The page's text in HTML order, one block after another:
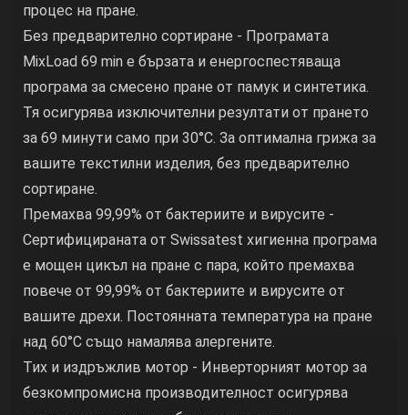
процес на пране.
Без предварително сортиране - Програмата
MixLoad 69 min е бързата и енергоспестяваща
програма за смесено пране от памук и синтетика.
Тя осигурява изключителни резултати от прането
за 69 минути само при 30°C. За оптимална грижа за
вашите текстилни изделия, без предварително
сортиране.
Премахва 99,99% от бактериите и вирусите -
Сертифицираната от Swissatest хигиенна програма
е мощен цикъл на пране с пара, който премахва
повече от 99,99% от бактериите и вирусите от
вашите дрехи. Постоянната температура на пране
над 60°C също намалява алергените.
Тих и издръжлив мотор - Инверторният мотор за
безкомпромисна производителност осигурява